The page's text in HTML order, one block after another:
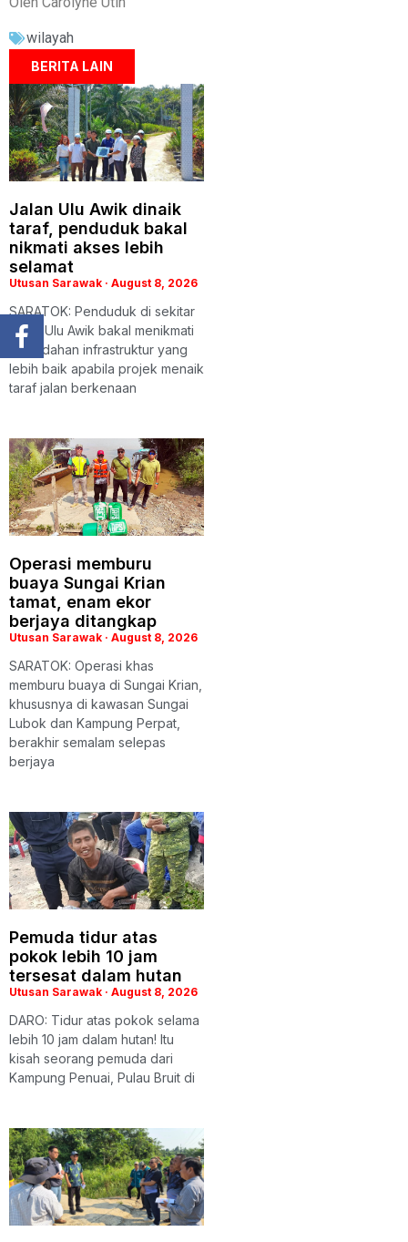
wilayah
BERITA LAIN
Jalan Ulu Awik dinaik
taraf, penduduk bakal
nikmati akses lebih
selamat
Utusan Sarawak August 8, 2026
SARATOK: Penduduk di sekitar
Jalan Ulu Awik bakal menikmati
kemudahan infrastruktur yang
lebih baik apabila projek menaik
taraf jalan berkenaan
Operasi memburu
buaya Sungai Krian
tamat, enam ekor
berjaya ditangkap
Utusan Sarawak August 8, 2026
SARATOK: Operasi khas
memburu buaya di Sungai Krian,
khususnya di kawasan Sungai
Lubok dan Kampung Perpat,
berakhir semalam selepas
berjaya
Pemuda tidur atas
pokok lebih 10 jam
tersesat dalam hutan
Utusan Sarawak August 8, 2026
DARO: Tidur atas pokok selama
lebih 10 jam dalam hutan! Itu
kisah seorang pemuda dari
Kampung Penuai, Pulau Bruit di